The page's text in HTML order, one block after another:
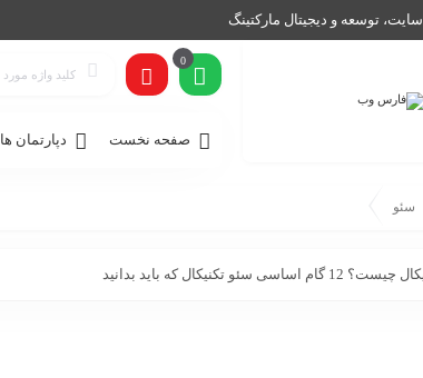
توسعه و دیجیتال مارکتینگ
0
صفحه نخست دپارتمان ها
سئو
اساسی سئو تکنیکال که باید بدانید